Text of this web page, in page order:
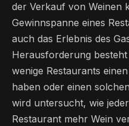
der Verkauf von Weinen
Gewinnspanne eines
auch das Erlebnis des
Herausforderung
wenige Restaurants
haben oder einen
wird untersucht, wie
Restaurant mehr Wein